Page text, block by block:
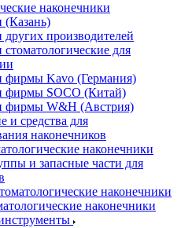
наконечники
(Казань)
производителей
для
фирмы Kavo (Германия)
фирмы SOCO (Китай)
фирмы W&H (Австрия)
и средства для
наконечников
наконечники
и запасные части для
наконечники
наконечники